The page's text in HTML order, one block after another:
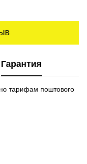
Гарантия
тарифам поштового